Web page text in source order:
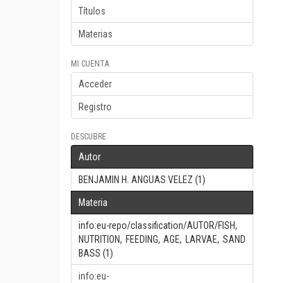
Títulos
Materias
MI CUENTA
Acceder
Registro
DESCUBRE
Autor
BENJAMIN H. ANGUAS VELEZ (1)
Materia
info:eu-repo/classification/AUTOR/FISH,
NUTRITION, FEEDING, AGE, LARVAE, SAND
BASS (1)
info:eu-